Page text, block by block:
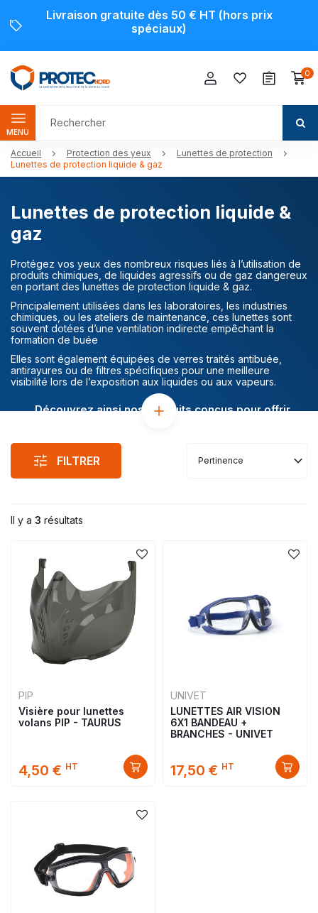
Livraison gratuite dès 50 € HT (hors prix
spéciaux)
0
MENU
Accueil Protection des yeux
Lunettes de protection
Lunettes de protection liquide & gaz
Lunettes de protection liquide &
gaz
Protégez vos yeux des nombreux risques liés à l’utilisation de
produits chimiques, de liquides agressifs ou de gaz dangereux
en portant des lunettes de protection liquide & gaz.
Principalement utilisées dans les laboratoires, les industries
chimiques, ou les ateliers de maintenance, ces lunettes sont
souvent dotées d’une ventilation indirecte empêchant la
formation de buée
Elles sont également équipées de verres traités antibuée,
antirayures ou de filtres spécifiques pour une meilleure
visibilité lors de l’exposition aux liquides ou aux vapeurs.
Découvrez ainsi nos produits conçus pour offrir
FILTRER Pertinence
Il y a 3 résultats
PIP
Visière pour lunettes
volans PIP - TAURUS
4,50 € HT
UNIVET
LUNETTES AIR VISION
6X1 BANDEAU +
BRANCHES - UNIVET
17,50 € HT